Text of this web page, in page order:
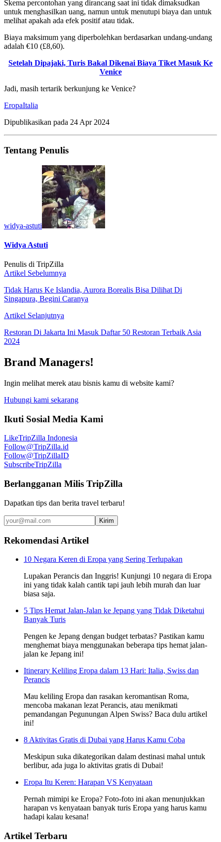
Skema percontohan yang dirancang saat ini tidak dimaksudkan
untuk menghasilkan uang, namun untuk menutupi biaya dan untuk
melihat apakah ada efek positif atau tidak.
Biaya maksimum yang diperbolehkan berdasarkan undang-undang
adalah €10 (£8,60).
Setelah Dipajaki, Turis Bakal Dikenai Biaya Tiket Masuk Ke
Venice
Jadi, masih tertarik berkunjung ke Venice?
EropaItalia
Dipublikasikan pada 24 Apr 2024
Tentang Penulis
widya-astuti
Widya Astuti
Penulis di TripZilla
Artikel Sebelumnya
Tidak Harus Ke Islandia, Aurora Borealis Bisa Dilihat Di
Singapura, Begini Caranya
Artikel Selanjutnya
Restoran Di Jakarta Ini Masuk Daftar 50 Restoran Terbaik Asia
2024
Brand Managers!
Ingin melihat merek atau bisnis kamu di website kami?
Hubungi kami sekarang
Ikuti Sosial Media Kami
LikeTripZilla Indonesia
Follow@TripZilla.id
Follow@TripZillaID
SubscribeTripZilla
Berlangganan Milis TripZilla
Dapatkan tips dan berita travel terbaru!
Kirim
Rekomendasi Artikel
10 Negara Keren di Eropa yang Sering Terlupakan
Lupakan Perancis dan Inggris! Kunjungi 10 negara di Eropa
ini yang tidak kalah cantik tapi jauh lebih murah dan luar
biasa saja.
5 Tips Hemat Jalan-Jalan ke Jepang yang Tidak Diketahui
Banyak Turis
Pengen ke Jepang dengan budget terbatas? Pastikan kamu
menghemat biaya menggunakan beberapa tips hemat jalan-
jalan ke Jepang ini!
Itinerary Keliling Eropa dalam 13 Hari: Italia, Swiss dan
Perancis
Mau keliling Eropa dan rasakan keromantisan Roma,
mencoba makanan lezat Perancis, atau menikmati
pemandangan Pegunungan Alpen Swiss? Baca dulu artikel
ini!
8 Aktivitas Gratis di Dubai yang Harus Kamu Coba
Meskipun suka dikategorikan dalam destinasi mahal untuk
berlibur, ada juga lo aktivitas gratis di Dubai!
Eropa Itu Keren: Harapan VS Kenyataan
Pernah mimipi ke Eropa? Foto-foto ini akan menunjukkan
harapan vs kenyataan banyak turis Eropa yang harus kamu
hadapi kalau kesana!
Artikel Terbaru